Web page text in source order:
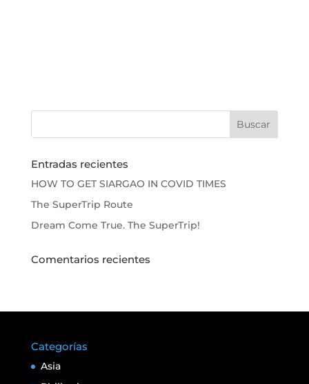
Entradas recientes
HOW TO GET SIARGAO IN COVID TIMES
The SuperTrip Route
Dream Come True. The SuperTrip!
Comentarios recientes
Categorías
Asia